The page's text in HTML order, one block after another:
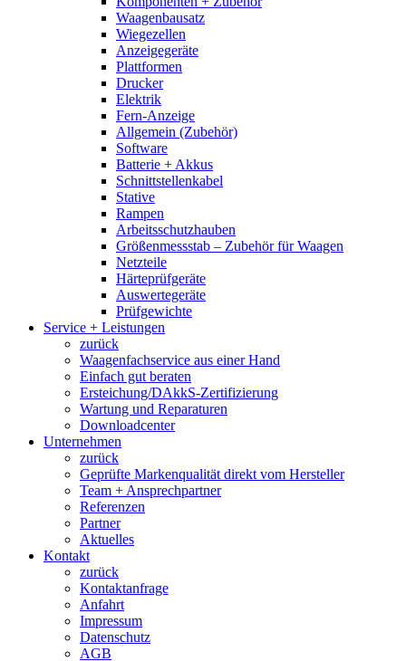
Waagenbausatz
Wiegezellen
Anzeigegeräte
Plattformen
Drucker
Elektrik
Fern-Anzeige
Allgemein (Zubehör)
Software
Batterie + Akkus
Schnittstellenkabel
Stative
Rampen
Arbeitsschutzhauben
Größenmessstab – Zubehör für Waagen
Netzteile
Härteprüfgeräte
Auswertegeräte
Prüfgewichte
Service + Leistungen
zurück
Waagenfachservice aus einer Hand
Einfach gut beraten
Ersteichung/DAkkS-Zertifizierung
Wartung und Reparaturen
Downloadcenter
Unternehmen
zurück
Geprüfte Markenqualität direkt vom Hersteller
Team + Ansprechpartner
Referenzen
Partner
Aktuelles
Kontakt
zurück
Kontaktanfrage
Anfahrt
Impressum
Datenschutz
AGB